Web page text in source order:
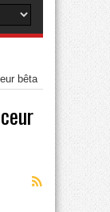
bêta